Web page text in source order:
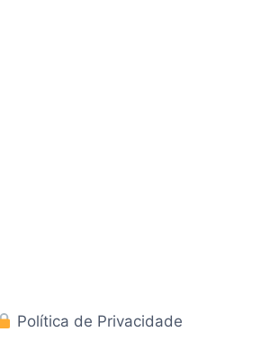
Política de Privacidade